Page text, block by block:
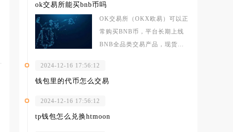
ok交易所能买bnb币吗
OK交易所（OKX欧易）可以正
常购买BNB币，平台长期上线
BNB全品类交易产品，现货、
2024-12-16 17:56:12
钱包里的代币怎么交易
2024-12-16 17:56:12
tp钱包怎么兑换htmoon